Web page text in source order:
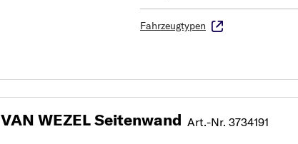
Fahrzeugtypen
VAN WEZEL Seitenwand Art.-Nr. 3734191